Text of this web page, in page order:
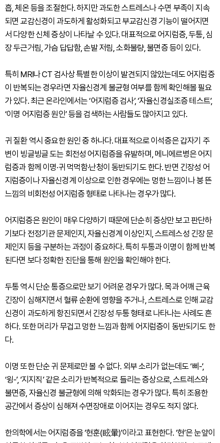
흡, 체온 등을 조절한다. 하지만 과도한 스트레스나 수면 부족이 지속
되면 교감신경이 과도하게 활성화되고 부교감신경 기능이 떨어지면
서 다양한 신체 증상이 나타날 수 있다. 대표적으로 어지럼증, 두통, 심
장 두근거림, 가슴 답답함, 손발 저림, 소화불량, 불면증 등이 있다.
특히 MRI나 CT 검사상 특별한 이상이 발견되지 않았는데도 어지럼증
이 반복되는 경우라면 자율신경계 불균형 여부를 함께 확인해볼 필요
가 있다. 최근 온라인에서는 ‘어지럼증 검사’, ‘자율신경실조증 테스트’,
‘이명 어지럼증 원인’ 등을 검색하는 사람들도 많아지고 있다.
귀 질환 역시 중요한 원인 중 하나다. 대표적으로 이석증은 갑자기 주
변이 빙글빙글 도는 회전성 어지럼증을 유발하며, 메니에르병은 어지
럼증과 함께 이명·귀 먹먹함·난청이 동반되기도 한다. 반면 긴장성 어
지럼증이나 자율신경계 이상으로 인한 경우에는 멍한 느낌이나 붕 뜬
느낌의 비회전성 어지럼증 형태로 나타나는 경우가 많다.
어지럼증은 원인이 매우 다양하기 때문에 단순히 증상만 보고 판단하
기보다 전정기관 문제인지, 자율신경계 이상인지, 스트레스성 긴장 문
제인지 등을 구분하는 과정이 중요하다. 특히 두통과 이명이 함께 반복
된다면 보다 정확한 진단을 통해 원인을 확인해야 한다.
두통 역시 단순 통증으로만 보기 어려운 경우가 많다. 목과 어깨 근육
긴장이 심해지면서 혈류 순환에 영향을 주거나, 스트레스로 인해 교감
신경이 과도하게 항진되면서 긴장성 두통 형태로 나타나는 사례도 흔
하다. 또한 머리가 무겁고 멍한 느낌과 함께 어지럼증이 동반되기도 한
다.
이명 또한 단순 귀 문제로만 볼 수 없다. 외부 소리가 없는데도 ‘삐-’,
‘윙-’, ‘지지직’ 같은 소리가 반복적으로 들리는 증상으로, 스트레스와
불면증, 자율신경 불균형에 의해 악화되는 경우가 많다. 특히 조용한
공간에서 증상이 심해져 수면장애로 이어지는 경우도 적지 않다.
한의학에서는 어지럼증을 ‘현훈(眩暈)’이라고 표현한다. ‘현’은 눈앞이